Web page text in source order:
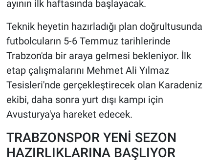
ayının ilk haftasında başlayacak.
Teknik heyetin hazırladığı plan doğrultusunda
futbolcuların 5-6 Temmuz tarihlerinde
Trabzon'da bir araya gelmesi bekleniyor. İlk
etap çalışmalarını Mehmet Ali Yılmaz
Tesisleri'nde gerçekleştirecek olan Karadeniz
ekibi, daha sonra yurt dışı kampı için
Avusturya'ya hareket edecek.
TRABZONSPOR YENİ SEZON
HAZIRLIKLARINA BAŞLIYOR
MAGAZİN
Bilim, Teknoloji